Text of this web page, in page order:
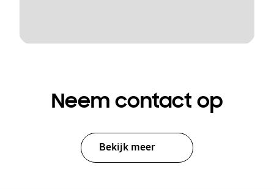
Neem contact op
Bekijk meer